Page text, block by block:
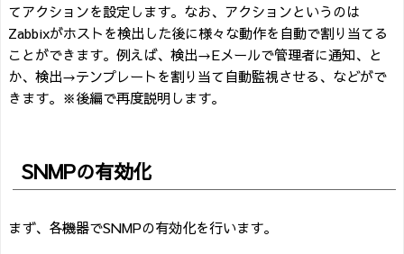
てアクションを設定します。なお、アクションというのは
Zabbixがホストを検出した後に様々な動作を自動で割り当てる
ことができます。例えば、検出→Eメールで管理者に通知、と
か、検出→テンプレートを割り当て自動監視させる、などがで
きます。※後編で再度説明します。
SNMPの有効化
まず、各機器でSNMPの有効化を行います。